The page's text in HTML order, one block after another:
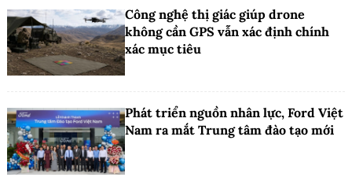
Công nghệ thị giác giúp drone
không cần GPS vẫn xác định chính
xác mục tiêu
Phát triển nguồn nhân lực, Ford Việt
Nam ra mắt Trung tâm đào tạo mới